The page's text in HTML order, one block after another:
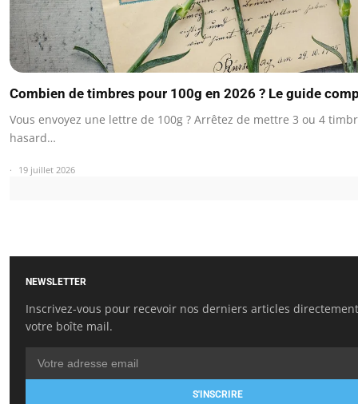
Combien de timbres pour 100g en 2026 ? Le guide
Vous envoyez une lettre de 100g ? Arrêtez de mettre 3 ou 4
hasard…
19 juillet 2026
NEWSLETTER
Inscrivez-vous pour recevoir nos derniers articles
votre boîte mail.
S'INSCRIRE